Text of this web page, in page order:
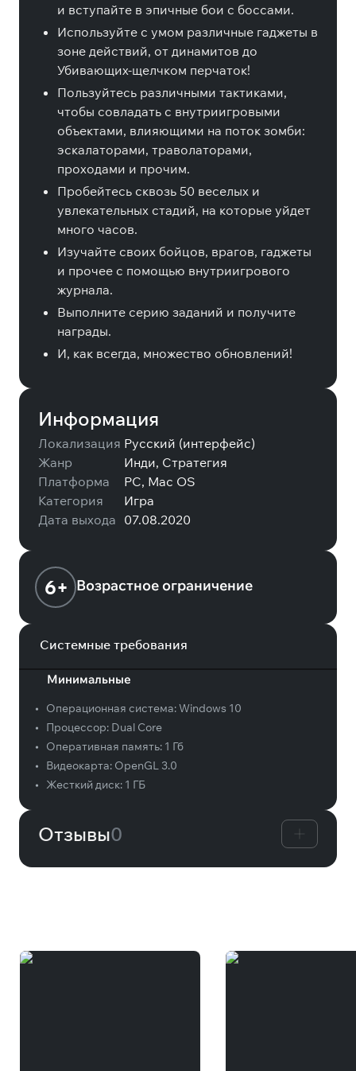
и вступайте в эпичные бои с боссами.
Используйте с умом различные гаджеты в
зоне действий, от динамитов до
Убивающих-щелчком перчаток!
Пользуйтесь различными тактиками,
чтобы совладать с внутриигровыми
объектами, влияющими на поток зомби:
эскалаторами, траволаторами,
проходами и прочим.
Пробейтесь сквозь 50 веселых и
увлекательных стадий, на которые уйдет
много часов.
Изучайте своих бойцов, врагов, гаджеты
и прочее с помощью внутриигрового
журнала.
Выполните серию заданий и получите
награды.
И, как всегда, множество обновлений!
Информация
Локализация Русский (интерфейс)
Жанр
Инди, Стратегия
Платформа
PC, Mac OS
Категория
Игра
Дата выхода 07.08.2020
6+ Возрастное ограничение
Системные требования
Минимальные
• Операционная система:Windows 10
•
Процессор: Dual Core
•
Оперативная память: 1 Гб
•
Видеокарта: OpenGL 3.0
•
Жесткий диск: 1 ГБ
Отзывы0